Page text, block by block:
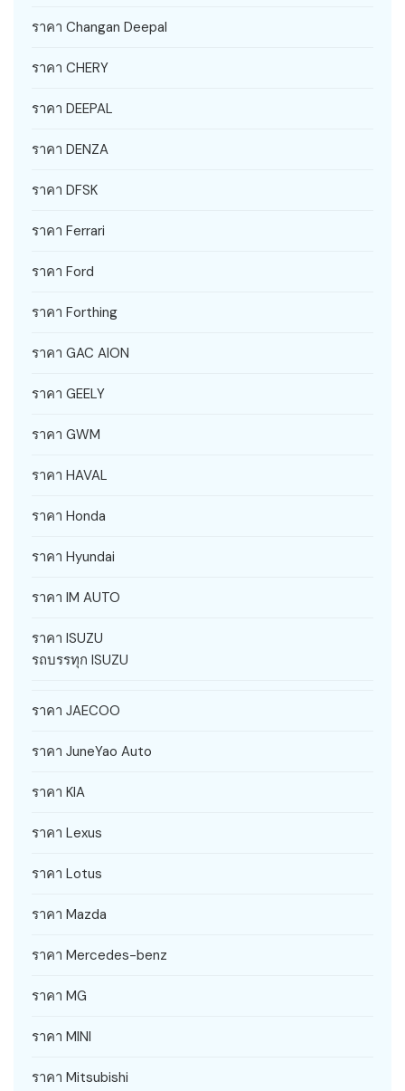
ราคา Changan Deepal
ราคา CHERY
ราคา DEEPAL
ราคา DENZA
ราคา DFSK
ราคา Ferrari
ราคา Ford
ราคา Forthing
ราคา GAC AION
ราคา GEELY
ราคา GWM
ราคา HAVAL
ราคา Honda
ราคา Hyundai
ราคา IM AUTO
ราคา ISUZU
รถบรรทุก ISUZU
ราคา JAECOO
ราคา JuneYao Auto
ราคา KIA
ราคา Lexus
ราคา Lotus
ราคา Mazda
ราคา Mercedes-benz
ราคา MG
ราคา MINI
ราคา Mitsubishi